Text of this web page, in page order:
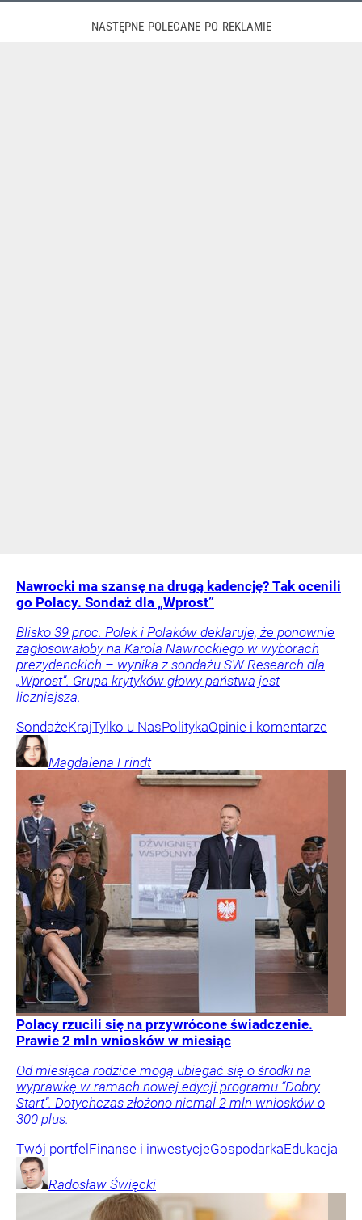
Nawrocki ma szansę na drugą kadencję? Tak ocenili
go Polacy. Sondaż dla „Wprost”
Blisko 39 proc. Polek i Polaków deklaruje, że ponownie
zagłosowałoby na Karola Nawrockiego w wyborach
prezydenckich – wynika z sondażu SW Research dla
„Wprost”. Grupa krytyków głowy państwa jest
liczniejsza.
SondażeKrajTylko u NasPolitykaOpinie i komentarze
Magdalena Frindt
Polacy rzucili się na przywrócone świadczenie.
Prawie 2 mln wniosków w miesiąc
Od miesiąca rodzice mogą ubiegać się o środki na
wyprawkę w ramach nowej edycji programu “Dobry
Start”. Dotychczas złożono niemal 2 mln wniosków o
300 plus.
Twój portfelFinanse i inwestycjeGospodarkaEdukacja
Radosław Święcki